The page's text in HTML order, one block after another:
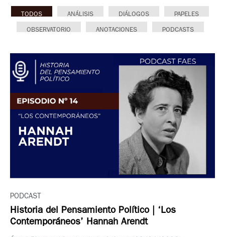
TODOS ANÁLISIS DIÁLOGOS PAPELES
OBSERVATORIO ANOTACIONES PODCASTS
PODCAST
Historia del Pensamiento Político | ‘Los
Contemporáneos’ Hannah Arendt